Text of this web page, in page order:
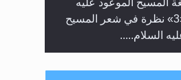
السلام ..«3» نظرة في شعر المسيح
السلام.....
من وساوس